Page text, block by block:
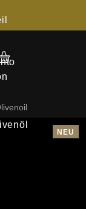
NEU